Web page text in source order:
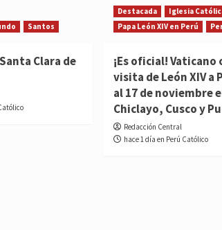
Santos
Clara de
Destacada
Iglesia
Papa León XIV en Perú
¡Es oficial!
visita de León XIV a
al 17 de noviembre
Chiclayo, Cusco y
Redacción Central
hace 1 día en Perú Católico